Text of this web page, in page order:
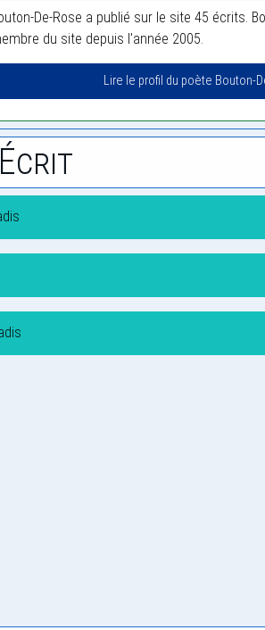
De-Rose a publié sur le site 45 écrits.
du site depuis l'année 2005.
Lire le profil du poète Bouton-